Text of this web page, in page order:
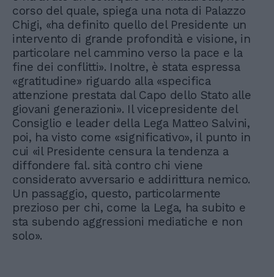
corso del quale, spiega una nota di Palazzo
Chigi, «ha definito quello del Presidente un
intervento di grande profondità e visione, in
particolare nel cammino verso la pace e la
fine dei conflitti». Inoltre, è stata espressa
«gratitudine» riguardo alla «specifica
attenzione prestata dal Capo dello Stato alle
giovani generazioni». Il vicepresidente del
Consiglio e leader della Lega Matteo Salvini,
poi, ha visto come «significativo», il punto in
cui «il Presidente censura la tendenza a
diffondere fal. sità contro chi viene
considerato avversario e addirittura nemico.
Un passaggio, questo, particolarmente
prezioso per chi, come la Lega, ha subito e
sta subendo aggressioni mediatiche e non
solo».